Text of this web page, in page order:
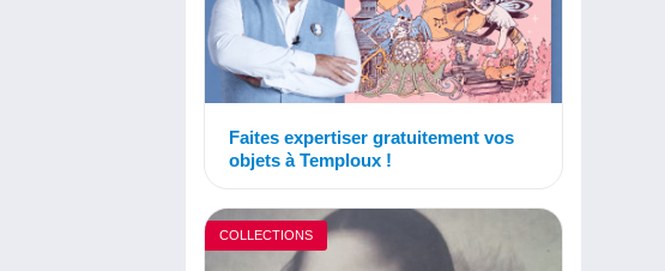
Faites expertiser gratuitement vos
objets à Temploux !
COLLECTIONS